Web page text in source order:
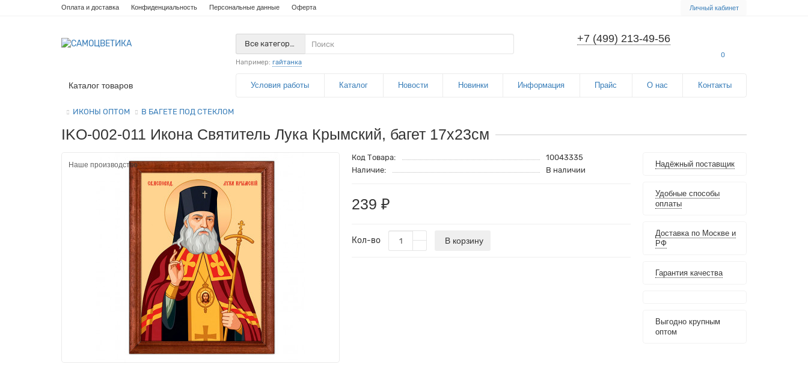
Личный кабинет
Оплата и доставка Конфиденциальность Персональные данные Оферта
+7 (499) 213-49-56
0
Все категории
Например: гайтанка
Каталог товаров Условия работы Каталог Новости Новинки Информация Прайс О нас Контакты
ИКОНЫ ОПТОМ В БАГЕТЕ ПОД СТЕКЛОМ
IKO-002-011 Икона Святитель Лука Крымский, багет 17х23см
Наше производство
Код Товара:
10043335
Наличие:
В наличии
239 ₽
Кол-во В корзину
Надёжный поставщик
Удобные способы
оплаты
Доставка по Москве и
РФ
Гарантия качества
Выгодно крупным
оптом